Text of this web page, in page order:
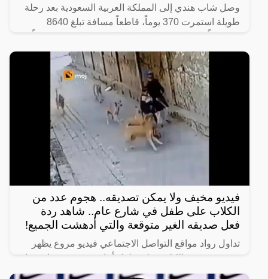
وصل شاب هندي إلى المملكة العربية السعودية بعد رحلة
طويلة استمرت 370 يوماً، قاطعاً مسافة تبلغ 8640
على
فيديو مخيف ولا يمكن تصديقه.. هجوم عدد من
الكلاب على طفل في شارع عام.. شاهد ردة
فعل صديقه الغير متوقعة والتي أدهشت الجميع!
تداول رواد مواقع التواصل الاجتماعي فيديو مروع يظهر
هجوم عدد من الكلاب على طفل أثناء سيره في شارع عام
برفقة صديقه.